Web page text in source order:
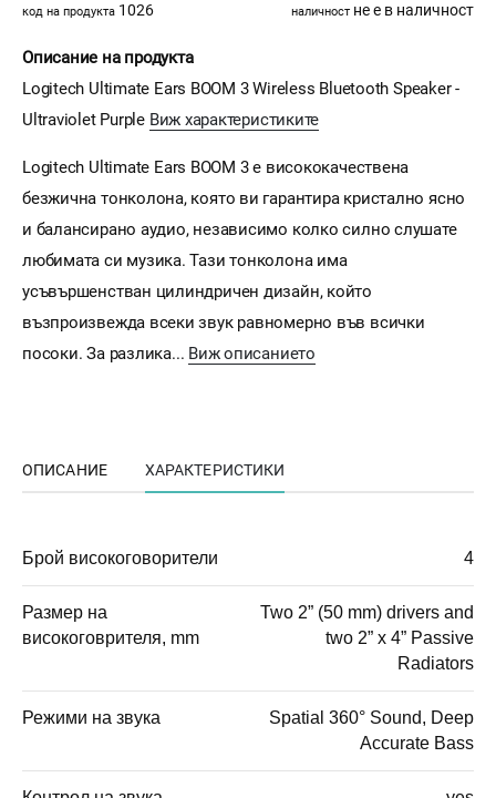
код на продукта 1026 наличност не е в наличност
Описание на продукта
Logitech Ultimate Ears BOOM 3 Wireless Bluetooth Speaker -
Ultraviolet Purple Виж характеристиките
Logitech Ultimate Ears BOOM 3 е висококачествена
безжична тонколона, която ви гарантира кристално ясно
и балансирано аудио, независимо колко силно слушате
любимата си музика. Тази тонколона има
усъвършенстван цилиндричен дизайн, който
възпроизвежда всеки звук равномерно във всички
посоки. За разлика... Виж описанието
ОПИСАНИЕ ХАРАКТЕРИСТИКИ
Брой високоговорители 4
Размер на
високоговрителя, mm
Two 2” (50 mm) drivers and
two 2” x 4” Passive
Radiators
Режими на звука
Spatial 360° Sound, Deep
Accurate Bass